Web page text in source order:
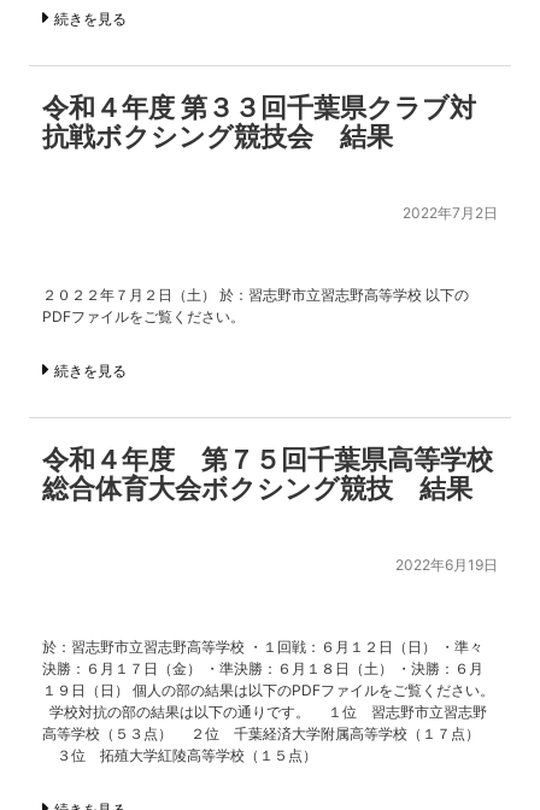
続きを見る
令和４年度 第３３回千葉県クラブ対
抗戦ボクシング競技会 結果
2022年7月2日
２０２２年７月２日（土） 於：習志野市立習志野高等学校 以下の
PDFファイルをご覧ください。
続きを見る
令和４年度 第７５回千葉県高等学校
総合体育大会ボクシング競技 結果
2022年6月19日
於：習志野市立習志野高等学校 ・１回戦：６月１２日（日） ・準々
決勝：６月１７日（金） ・準決勝：６月１８日（土） ・決勝：６月
１９日（日） 個人の部の結果は以下のPDFファイルをご覧ください。
学校対抗の部の結果は以下の通りです。 １位 習志野市立習志野
高等学校（５３点） ２位 千葉経済大学附属高等学校（１７点）
３位 拓殖大学紅陵高等学校（１５点）